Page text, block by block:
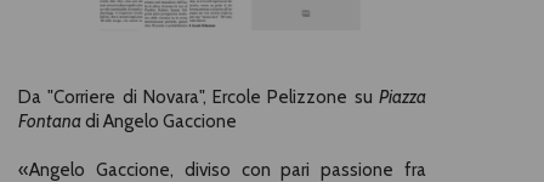
Da "Corriere di Novara", Ercole Pelizzone su Piazza
Fontanadi Angelo Gaccione
«Angelo Gaccione, diviso con pari passione fra